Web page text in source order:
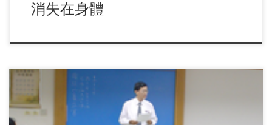
消失在身體